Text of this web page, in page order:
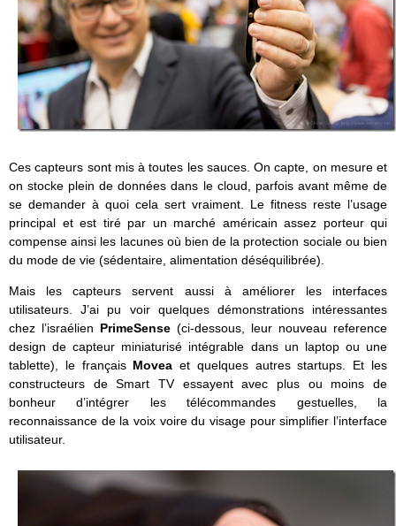
Ces capteurs sont mis à toutes les sauces. On capte, on mesure et
on stocke plein de données dans le cloud, parfois avant même de
se demander à quoi cela sert vraiment. Le fitness reste l’usage
principal et est tiré par un marché américain assez porteur qui
compense ainsi les lacunes où bien de la protection sociale ou bien
du mode de vie (sédentaire, alimentation déséquilibrée).
Mais les capteurs servent aussi à améliorer les interfaces
utilisateurs. J’ai pu voir quelques démonstrations intéressantes
chez l’israélien PrimeSense (ci-dessous, leur nouveau reference
design de capteur miniaturisé intégrable dans un laptop ou une
tablette), le français Movea et quelques autres startups. Et les
constructeurs de Smart TV essayent avec plus ou moins de
bonheur d’intégrer les télécommandes gestuelles, la
reconnaissance de la voix voire du visage pour simplifier l’interface
utilisateur.